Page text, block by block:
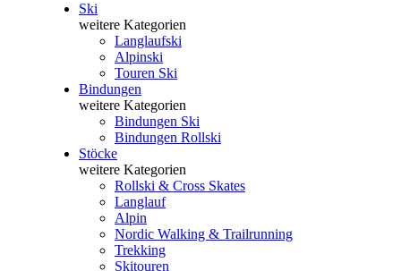
Ski
weitere Kategorien
Langlaufski
Alpinski
Touren Ski
Bindungen
weitere Kategorien
Bindungen Ski
Bindungen Rollski
Stöcke
weitere Kategorien
Rollski & Cross Skates
Langlauf
Alpin
Nordic Walking & Trailrunning
Trekking
Skitouren